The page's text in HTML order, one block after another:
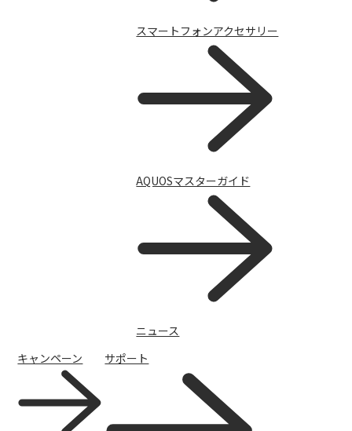
スマートフォンアクセサリー
AQUOSマスターガイド
ニュース
キャンペーン
サポート